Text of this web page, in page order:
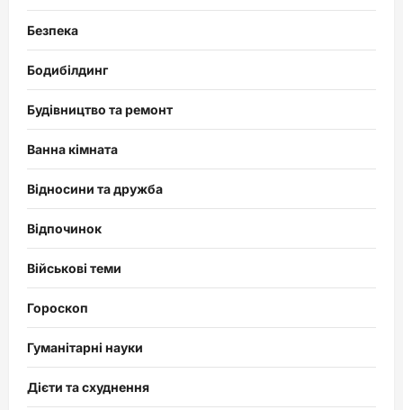
Безпека
Бодибілдинг
Будівництво та ремонт
Ванна кімната
Відносини та дружба
Відпочинок
Військові теми
Гороскоп
Гуманітарні науки
Дієти та схуднення